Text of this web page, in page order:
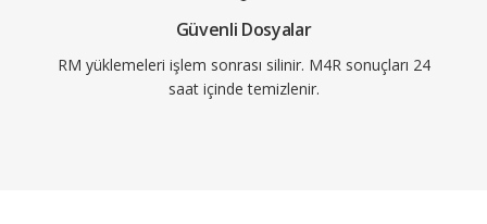
Güvenli Dosyalar
RM yüklemeleri işlem sonrası silinir. M4R sonuçları 24
saat içinde temizlenir.